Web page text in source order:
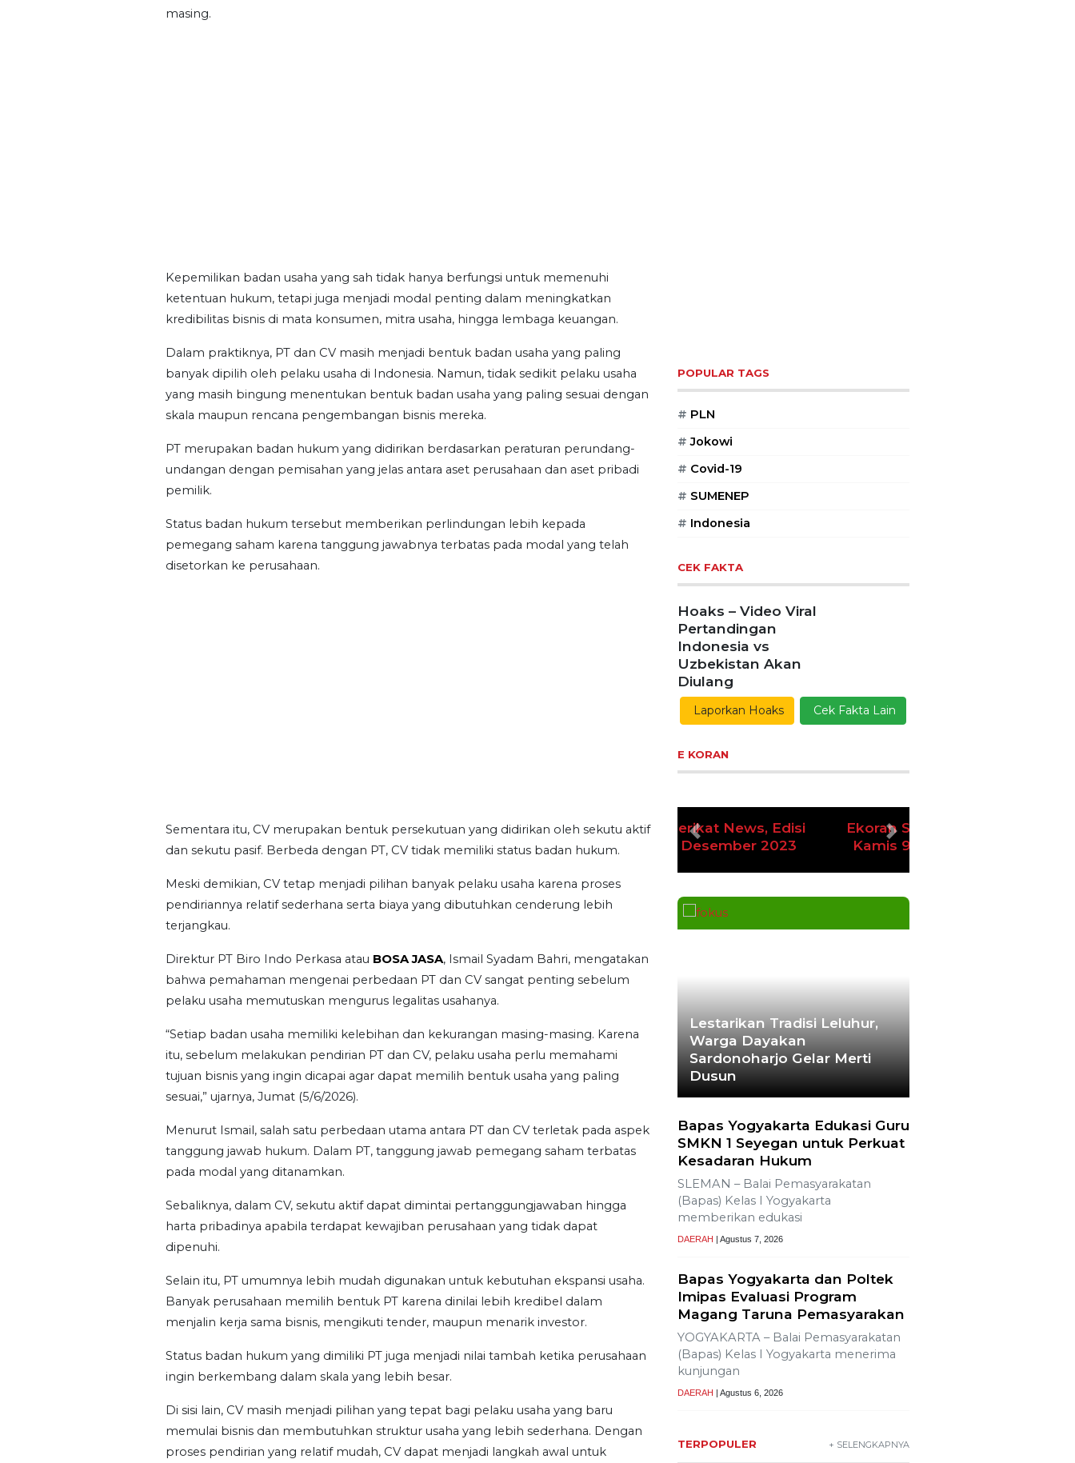
masing.
Kepemilikan badan usaha yang sah tidak hanya berfungsi untuk memenuhi
ketentuan hukum, tetapi juga menjadi modal penting dalam meningkatkan
kredibilitas bisnis di mata konsumen, mitra usaha, hingga lembaga keuangan.
Dalam praktiknya, PT dan CV masih menjadi bentuk badan usaha yang paling
banyak dipilih oleh pelaku usaha di Indonesia. Namun, tidak sedikit pelaku usaha
yang masih bingung menentukan bentuk badan usaha yang paling sesuai dengan
skala maupun rencana pengembangan bisnis mereka.
PT merupakan badan hukum yang didirikan berdasarkan peraturan perundang-
undangan dengan pemisahan yang jelas antara aset perusahaan dan aset pribadi
pemilik.
Status badan hukum tersebut memberikan perlindungan lebih kepada
pemegang saham karena tanggung jawabnya terbatas pada modal yang telah
disetorkan ke perusahaan.
Sementara itu, CV merupakan bentuk persekutuan yang didirikan oleh sekutu aktif
dan sekutu pasif. Berbeda dengan PT, CV tidak memiliki status badan hukum.
Meski demikian, CV tetap menjadi pilihan banyak pelaku usaha karena proses
pendiriannya relatif sederhana serta biaya yang dibutuhkan cenderung lebih
terjangkau.
Direktur PT Biro Indo Perkasa atau BOSA JASA, Ismail Syadam Bahri, mengatakan
bahwa pemahaman mengenai perbedaan PT dan CV sangat penting sebelum
pelaku usaha memutuskan mengurus legalitas usahanya.
“Setiap badan usaha memiliki kelebihan dan kekurangan masing-masing. Karena
itu, sebelum melakukan pendirian PT dan CV, pelaku usaha perlu memahami
tujuan bisnis yang ingin dicapai agar dapat memilih bentuk usaha yang paling
sesuai,” ujarnya, Jumat (5/6/2026).
Menurut Ismail, salah satu perbedaan utama antara PT dan CV terletak pada aspek
tanggung jawab hukum. Dalam PT, tanggung jawab pemegang saham terbatas
pada modal yang ditanamkan.
Sebaliknya, dalam CV, sekutu aktif dapat dimintai pertanggungjawaban hingga
harta pribadinya apabila terdapat kewajiban perusahaan yang tidak dapat
dipenuhi.
Selain itu, PT umumnya lebih mudah digunakan untuk kebutuhan ekspansi usaha.
Banyak perusahaan memilih bentuk PT karena dinilai lebih kredibel dalam
menjalin kerja sama bisnis, mengikuti tender, maupun menarik investor.
Status badan hukum yang dimiliki PT juga menjadi nilai tambah ketika perusahaan
ingin berkembang dalam skala yang lebih besar.
Di sisi lain, CV masih menjadi pilihan yang tepat bagi pelaku usaha yang baru
memulai bisnis dan membutuhkan struktur usaha yang lebih sederhana. Dengan
proses pendirian yang relatif mudah, CV dapat menjadi langkah awal untuk
POPULAR TAGS
# PLN
# Jokowi
# Covid-19
# SUMENEP
# Indonesia
CEK FAKTA
Hoaks – Video Viral
Pertandingan
Indonesia vs
Uzbekistan Akan
Diulang
Laporkan Hoaks Cek Fakta Lain
E KORAN
Ekoran Serikat News, Edisi
Kamis 9 November 2023
Previous Next
Lestarikan Tradisi Leluhur,
Warga Dayakan
Sardonoharjo Gelar Merti
Dusun
Bapas Yogyakarta Edukasi Guru
SMKN 1 Seyegan untuk Perkuat
Kesadaran Hukum
SLEMAN – Balai Pemasyarakatan
(Bapas) Kelas I Yogyakarta
memberikan edukasi
DAERAH | Agustus 7, 2026
Bapas Yogyakarta dan Poltek
Imipas Evaluasi Program
Magang Taruna Pemasyarakan
YOGYAKARTA – Balai Pemasyarakatan
(Bapas) Kelas I Yogyakarta menerima
kunjungan
DAERAH | Agustus 6, 2026
TERPOPULER + SELENGKAPNYA